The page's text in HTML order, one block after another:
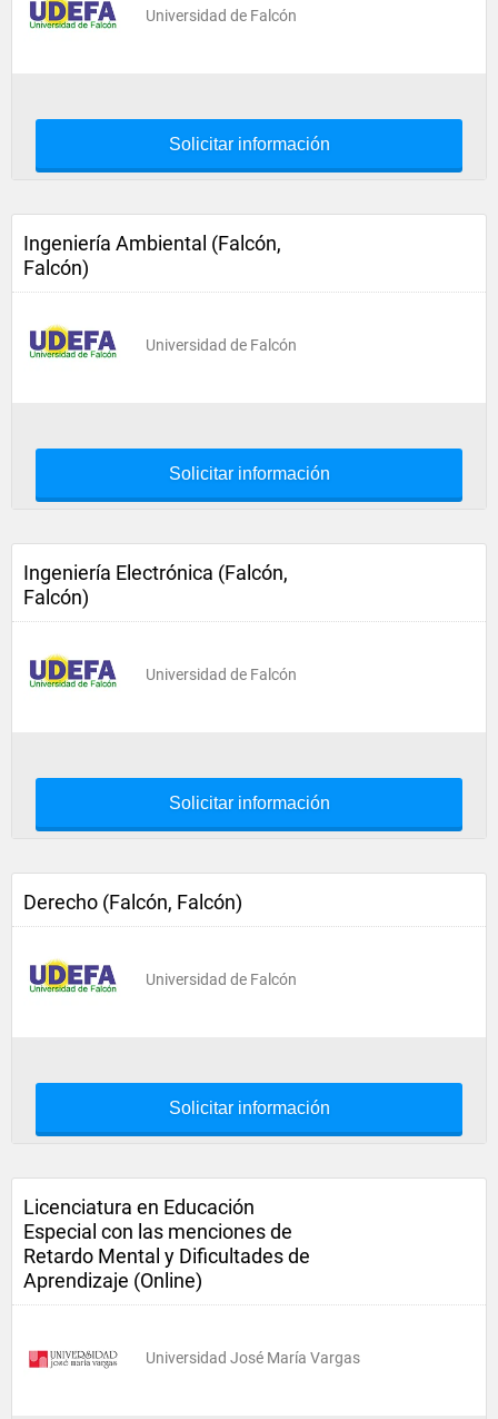
Universidad de Falcón
Solicitar información
Ingeniería Ambiental (Falcón,
Falcón)
Universidad de Falcón
Solicitar información
Ingeniería Electrónica (Falcón,
Falcón)
Universidad de Falcón
Solicitar información
Derecho (Falcón, Falcón)
Universidad de Falcón
Solicitar información
Licenciatura en Educación
Especial con las menciones de
Retardo Mental y Dificultades de
Aprendizaje (Online)
Universidad José María Vargas